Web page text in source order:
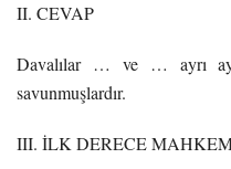
II. CEVAP
Davalılar … ve … ayrı
savunmuşlardır.
III. İLK DERECE